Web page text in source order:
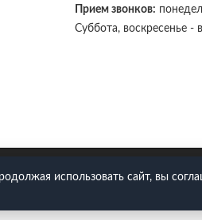
Прием звонков:
Суббота, воскресенье -
использовать сайт, вы